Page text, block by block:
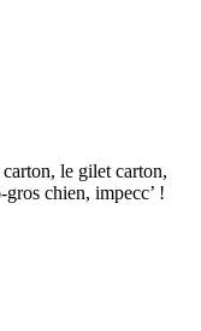
le gilet carton,
chien, impecc’ !